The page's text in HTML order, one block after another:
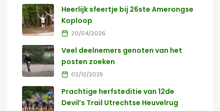
Heerlijk sfeertje bij 26ste Amerongse
Koploop
20/04/2026
Veel deelnemers genoten van het
posten zoeken
02/12/2025
Prachtige herfsteditie van 12de
Devil’s Trail Utrechtse Heuvelrug